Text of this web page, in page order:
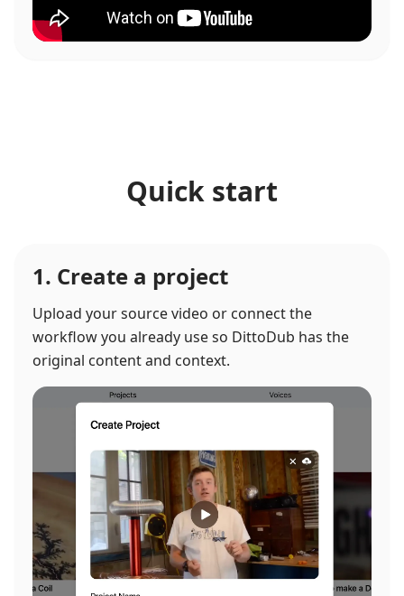
Quick start
1. Create a project
Upload your source video or connect the
workflow you already use so DittoDub has the
original content and context.